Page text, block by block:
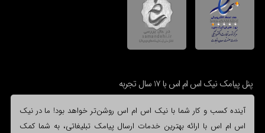
پنل پیامک نیک اس ام اس با 17 سال تجربه
آینده کسب و کار شما با نیک اس ام اس روشن‌تر خواهد بود! ما در نیک
اس ام اس با ارائه بهترین خدمات ارسال پیامک تبلیغاتی، به شما کمک